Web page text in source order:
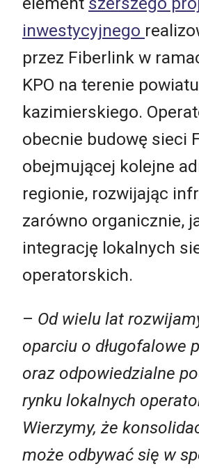
inwestycyjnego
przez Fiberlink w
KPO na terenie powiatu
kazimierskiego.
obecnie budowę sieci
obejmującej kolejne
regionie, rozwijając
zarówno organicznie,
integrację lokalnych
operatorskich.
– Od wielu lat
oparciu o długofalowe
oraz odpowiedzialne
rynku lokalnych
Wierzymy, że
może odbywać się w